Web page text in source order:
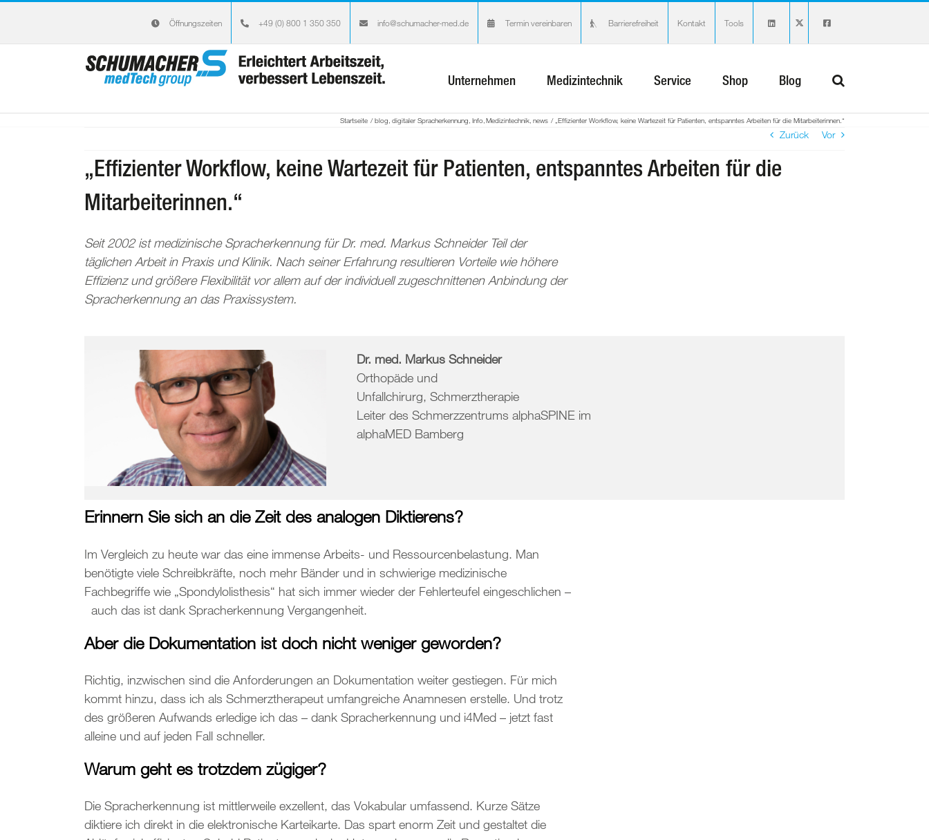
springen
Öffnungszeiten +49 (0) 800 1 350 350 info@schumacher-med.de Termin vereinbaren Barrierefreiheit Kontakt Tools
Unternehmen Medizintechnik Service Shop Blog
Startseite blog digitaler Spracherkennung Info Medizintechnik news „Effizienter Workflow, keine Wartezeit für Patienten, entspanntes Arbeiten für die Mitarbeiterinnen.“
Zurück Vor
„Effizienter Workflow, keine Wartezeit für Patienten, entspanntes Arbeiten für die
Mitarbeiterinnen.“
Seit 2002 ist medizinische Spracherkennung für Dr. med. Markus Schneider Teil der
täglichen Arbeit in Praxis und Klinik. Nach seiner Erfahrung resultieren Vorteile wie höhere
Effizienz und größere Flexibilität vor allem auf der individuell zugeschnittenen Anbindung der
Spracherkennung an das Praxissystem.
Dr. med. Markus Schneider
Orthopäde und
Unfallchirurg, Schmerztherapie
Leiter des Schmerzzentrums alphaSPINE im
alphaMED Bamberg
Erinnern Sie sich an die Zeit des analogen Diktierens?
Im Vergleich zu heute war das eine immense Arbeits- und Ressourcenbelastung. Man
benötigte viele Schreibkräfte, noch mehr Bänder und in schwierige medizinische
Fachbegriffe wie „Spondylolisthesis“ hat sich immer wieder der Fehlerteufel eingeschlichen –
auch das ist dank Spracherkennung Vergangenheit.
Aber die Dokumentation ist doch nicht weniger geworden?
Richtig, inzwischen sind die Anforderungen an Dokumentation weiter gestiegen. Für mich
kommt hinzu, dass ich als Schmerztherapeut umfangreiche Anamnesen erstelle. Und trotz
des größeren Aufwands erledige ich das – dank Spracherkennung und i4Med – jetzt fast
alleine und auf jeden Fall schneller.
Warum geht es trotzdem zügiger?
Die Spracherkennung ist mittlerweile exzellent, das Vokabular umfassend. Kurze Sätze
diktiere ich direkt in die elektronische Karteikarte. Das spart enorm Zeit und gestaltet die